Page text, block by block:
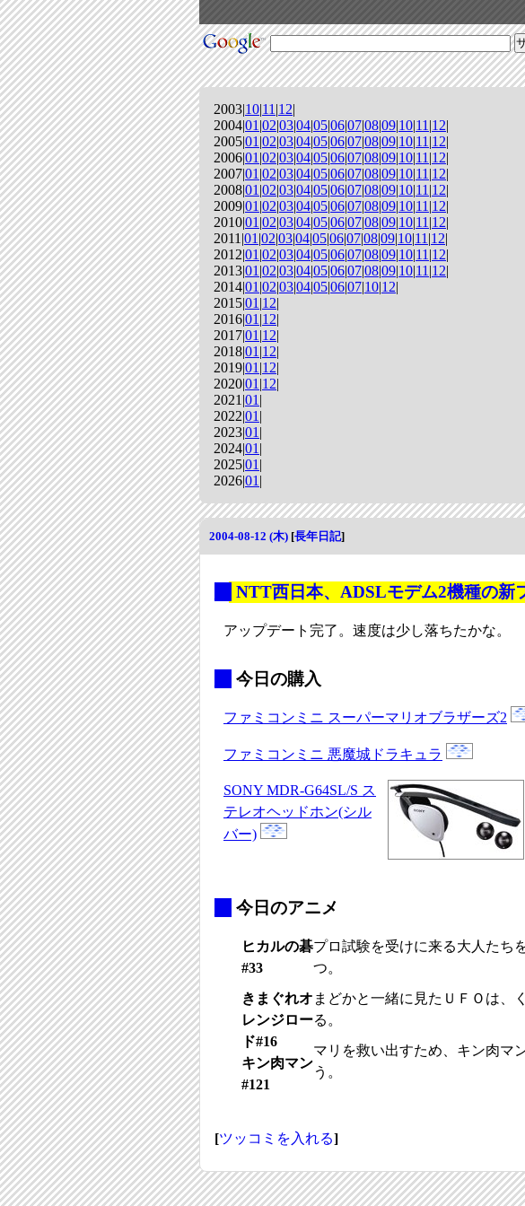
2003|10|11 |12|
2004|01 |02|03|04|05|06|07|08|09|10|11 |12|
2005|01 |02|03|04|05|06|07|08|09|10|11 |12|
2006|01 |02|03|04|05|06|07|08|09|10|11 |12|
2007|01 |02|03|04|05|06|07|08|09|10|11 |12|
2008|01 |02|03|04|05|06|07|08|09|10|11 |12|
2009|01 |02|03|04|05|06|07|08|09|10|11 |12|
2010|01 |02|03|04|05|06|07|08|09|10|11 |12|
2011|01 |02|03|04|05|06|07|08|09|10|11 |12|
2012|01 |02|03|04|05|06|07|08|09|10|11 |12|
2013|01 |02|03|04|05|06|07|08|09|10|11 |12|
2014|01 |02|03|04|05|06|07|10|12|
2015|01 |12|
2016|01 |12|
2017|01 |12|
2018|01 |12|
2019|01 |12|
2020|01 |12|
2021|01 |
2022|01 |
2023|01 |
2024|01 |
2025|01 |
2026|01 |
2004-08-12 (木) [長年日記]
NTT西日本、ADSLモデム2機種の新
アップデート完了。速度は少し落ちたかな。
今日の購入
ファミコンミニ スーパーマリオブラザーズ2
ファミコンミニ 悪魔城ドラキュラ
SONY MDR-G64SL/S ス
テレオヘッドホン(シル
バー)
今日のアニメ
ヒカルの碁
#33
プロ試験を受けに来る大人たち
つ。
きまぐれオ
レンジロー
ド#16
まどかと一緒に見たＵＦＯは、
る。
キン肉マン
#121
マリを救い出すため、キン肉マ
う。
[ツッコミを入れる]